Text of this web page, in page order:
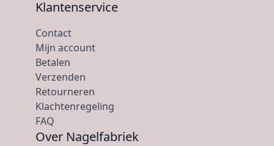
Klantenservice
Contact
Mijn account
Betalen
Verzenden
Retourneren
Klachtenregeling
FAQ
Over Nagelfabriek